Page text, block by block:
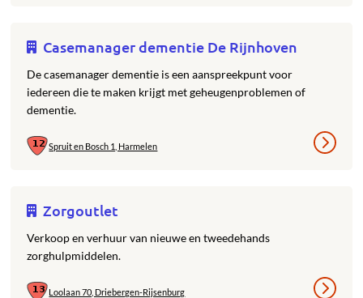
Casemanager dementie De Rijnhoven
De casemanager dementie is een aanspreekpunt voor
iedereen die te maken krijgt met geheugenproblemen of
dementie.
Spruit en Bosch 1, Harmelen
Zorgoutlet
Verkoop en verhuur van nieuwe en tweedehands
zorghulpmiddelen.
Loolaan 70, Driebergen-Rijsenburg